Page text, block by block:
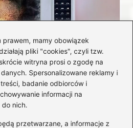
mamy obowiązek
pliki "cookies", czyli tzw.
witryna prosi o zgodę na
Spersonalizowane reklamy i
badanie odbiorców i
informacji na
nich.
przetwarzane, a informacje z
styropian do
po
sprzętu